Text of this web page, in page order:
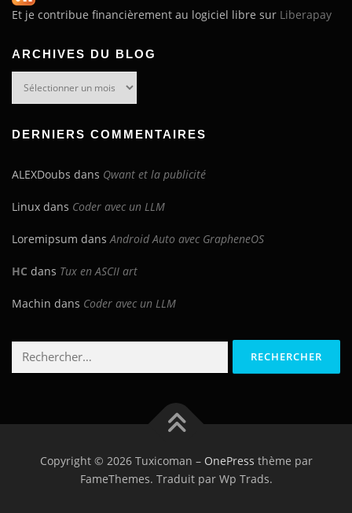
Et je contribue financièrement au logiciel libre sur Liberapay
ARCHIVES DU BLOG
DERNIERS COMMENTAIRES
ALEXDoubs dans Qwant et la publicité
Linux dans Coder avec un LLM
Loremipsum dansAndroid Auto avec GrapheneOS
HC dans Tux en ASCII art
Machin dans Coder avec un LLM
Rechercher :
Copyright © 2026 Tuxicoman – OnePress thème par
FameThemes. Traduit par Wp Trads.